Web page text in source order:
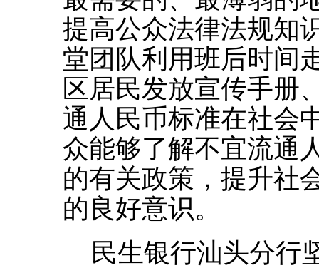
提高公众法律法规知
堂团队利用班后时间
区居民发放宣传手册
通人民币标准在社会
众能够了解不宜流通
的有关政策，提升社
的良好意识。
民生银行汕头分行